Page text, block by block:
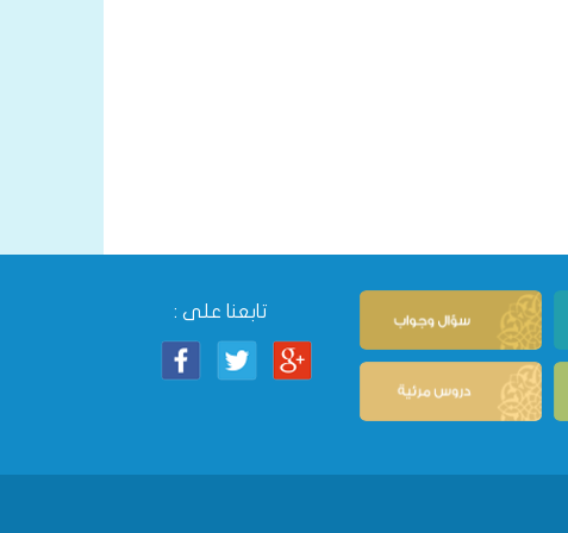
تابعنا على :